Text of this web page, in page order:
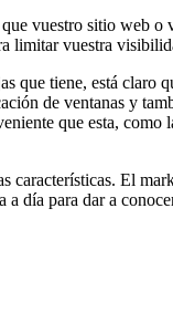
vuestro sitio web o
limitar vuestra
que tiene, está claro
de ventanas y
que esta,
características. El
día para dar a